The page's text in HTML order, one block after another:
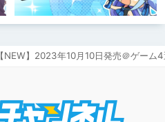
【NEW】2023年10月10日発売＠ゲーム